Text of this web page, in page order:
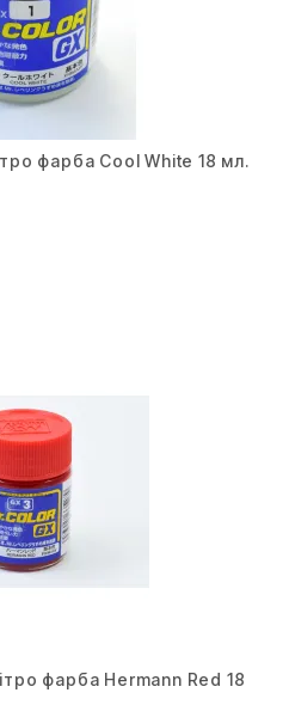
фарба Cool White 18 мл.
фарба Hermann Red 18